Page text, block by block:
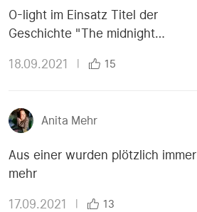
O-light im Einsatz Titel der
Geschichte "The midnight
18.09.2021 15
Anita Mehr
Aus einer wurden plötzlich immer
mehr
17.09.2021 13